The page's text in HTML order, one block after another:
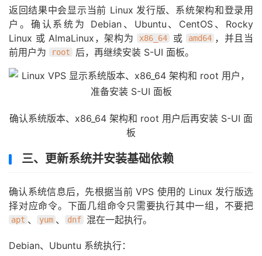
返回结果中会显示当前 Linux 发行版、系统架构和登录用
户。确认系统为 Debian、Ubuntu、CentOS、Rocky
Linux 或 AlmaLinux，架构为
x86_64 或 amd64 ，并且当
前用户为
root 后，再继续安装 S-UI 面板。
确认系统版本、x86_64 架构和 root 用户后再安装 S-UI 面
板
三、更新系统并安装基础依赖
确认系统信息后，先根据当前 VPS 使用的 Linux 发行版选
择对应命令。下面几组命令只需要执行其中一组，不要把
apt 、 yum 、 dnf 混在一起执行。
Debian、Ubuntu 系统执行：